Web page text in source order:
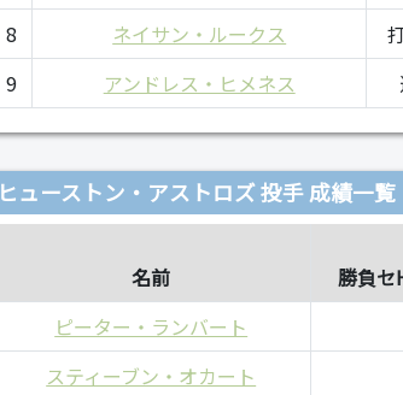
8
ネイサン・ルークス
9
アンドレス・ヒメネス
ヒューストン・アストロズ 投手 成績一覧
名前 勝負セ
ピーター・ランバート
スティーブン・オカート